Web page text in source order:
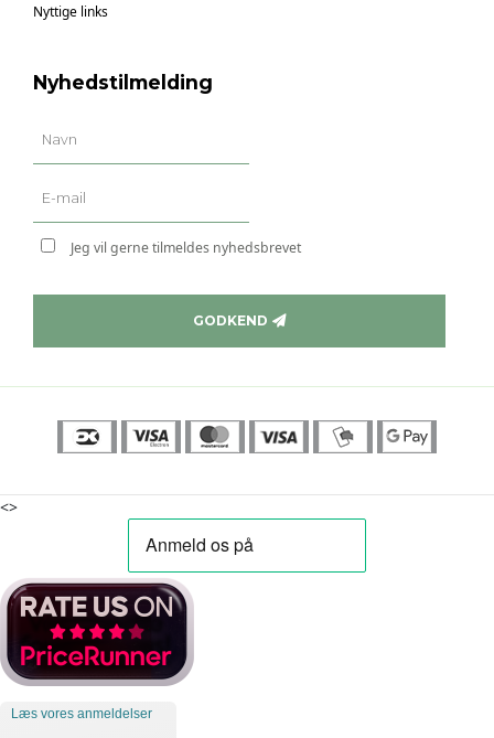
Nyttige links
Nyhedstilmelding
Jeg vil gerne tilmeldes nyhedsbrevet
GODKEND
<>
Læs vores anmeldelser